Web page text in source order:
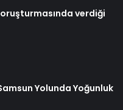
verdiği
Yolunda Yoğunluk